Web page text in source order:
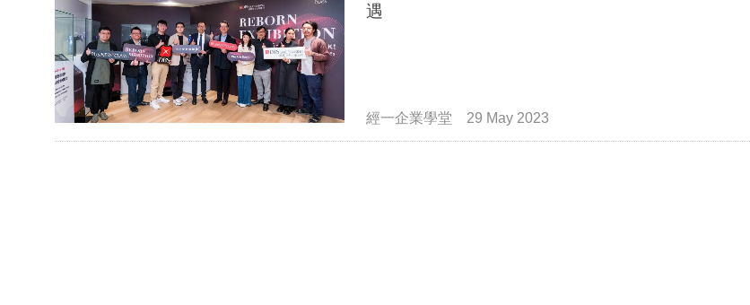
遇
經一企業學堂 29 May 2023